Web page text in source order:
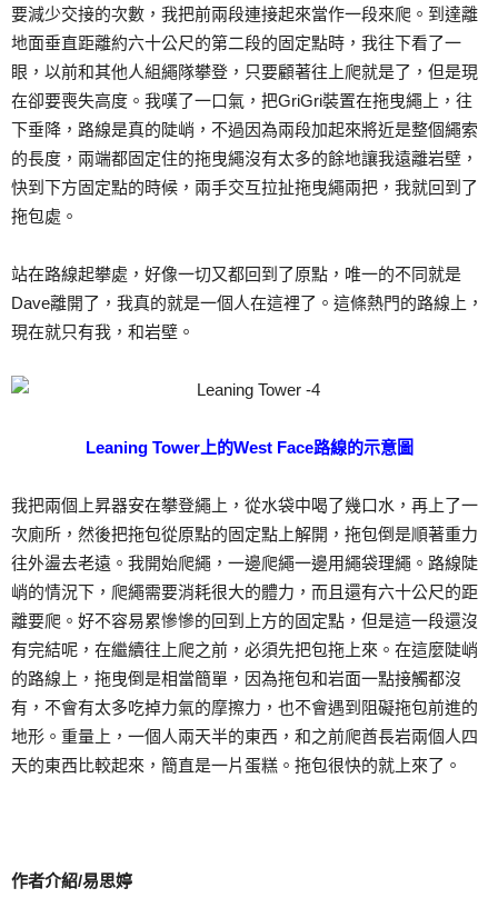
要減少交接的次數，我把前兩段連接起來當作一段來爬。到達離
地面垂直距離約六十公尺的第二段的固定點時，我往下看了一
眼，以前和其他人組繩隊攀登，只要顧著往上爬就是了，但是現
在卻要喪失高度。我嘆了一口氣，把GriGri裝置在拖曳繩上，往
下垂降，路線是真的陡峭，不過因為兩段加起來將近是整個繩索
的長度，兩端都固定住的拖曳繩沒有太多的餘地讓我遠離岩壁，
快到下方固定點的時候，兩手交互拉扯拖曳繩兩把，我就回到了
拖包處。
站在路線起攀處，好像一切又都回到了原點，唯一的不同就是
Dave離開了，我真的就是一個人在這裡了。這條熱門的路線上，
現在就只有我，和岩壁。
Leaning Tower上的West Face路線的示意圖
我把兩個上昇器安在攀登繩上，從水袋中喝了幾口水，再上了一
次廁所，然後把拖包從原點的固定點上解開，拖包倒是順著重力
往外盪去老遠。我開始爬繩，一邊爬繩一邊用繩袋理繩。路線陡
峭的情況下，爬繩需要消耗很大的體力，而且還有六十公尺的距
離要爬。好不容易累慘慘的回到上方的固定點，但是這一段還沒
有完結呢，在繼續往上爬之前，必須先把包拖上來。在這麼陡峭
的路線上，拖曳倒是相當簡單，因為拖包和岩面一點接觸都沒
有，不會有太多吃掉力氣的摩擦力，也不會遇到阻礙拖包前進的
地形。重量上，一個人兩天半的東西，和之前爬酋長岩兩個人四
天的東西比較起來，簡直是一片蛋糕。拖包很快的就上來了。
作者介紹/易思婷